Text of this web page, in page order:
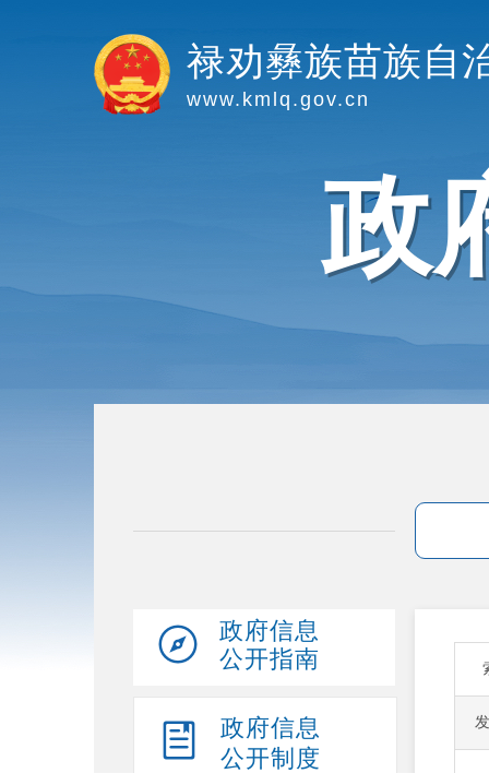
禄劝彝族苗族自
www.kmlq.gov.cn
政
政府信息
公开指南
政府信息
公开制度